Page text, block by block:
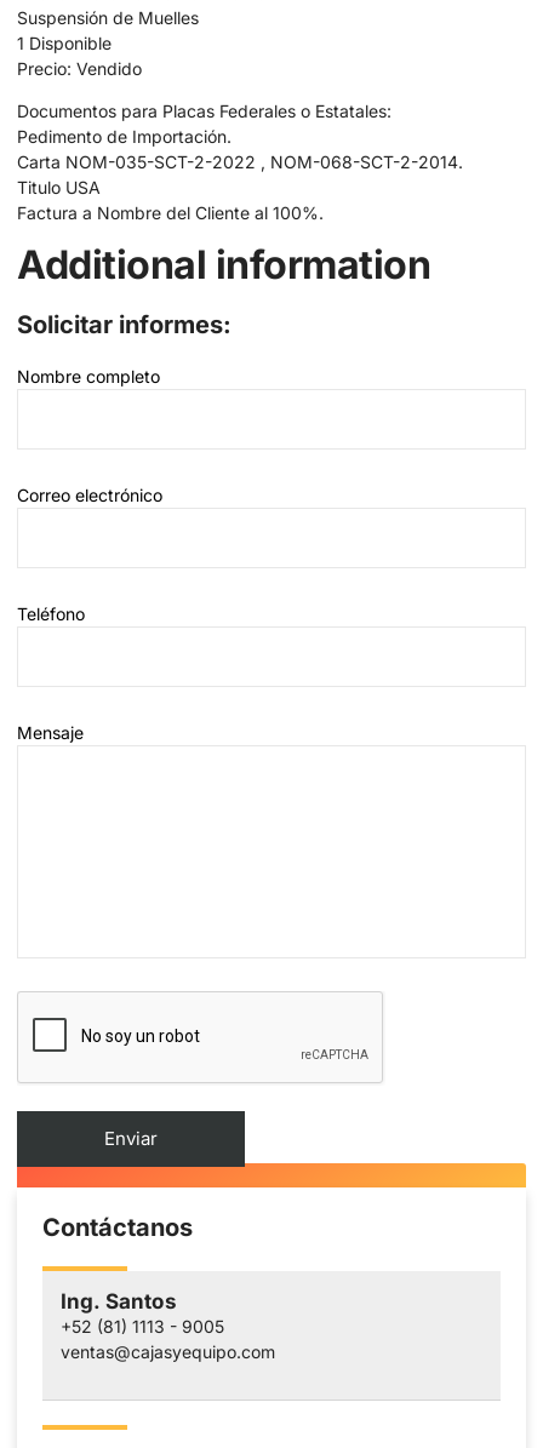
Suspensión de Muelles
1 Disponible
Precio: Vendido
Documentos para Placas Federales o Estatales:
Pedimento de Importación.
Carta NOM-035-SCT-2-2022 , NOM-068-SCT-2-2014.
Titulo USA
Factura a Nombre del Cliente al 100%.
Additional information
Solicitar informes:
Nombre completo
Correo electrónico
Teléfono
Mensaje
Contáctanos
Ing. Santos
+52 (81) 1113 - 9005
ventas@cajasyequipo.com